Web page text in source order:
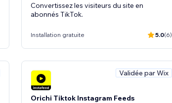
Convertissez les visiteurs du site en
abonnés TikTok.
Installation gratuite 5.0(6)
Validée par Wix
Orichi Tiktok Instagram Feeds